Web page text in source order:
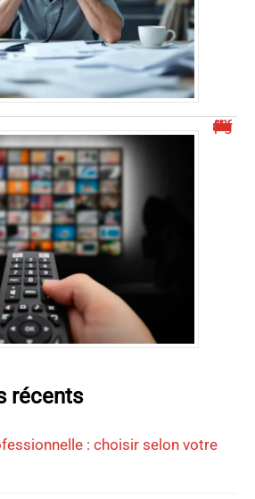
Découvrez malgrim.com et ses différents aspects
récents
: choisir selon votre